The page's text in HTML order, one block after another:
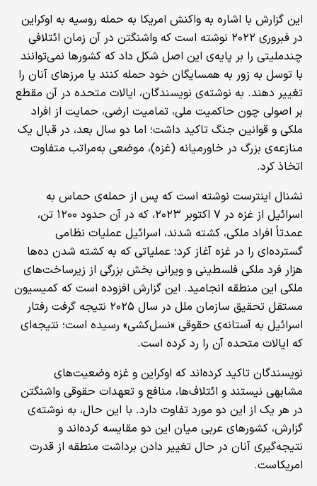
این گزارش با اشاره به واکنش امریکا به حمله روسیه به اوکراین
در فبروری ۲۰۲۲ نوشته است که واشنگتن در آن زمان ائتلافی
چندملیتی را بر پایه‌ی این اصل شکل داد که کشورها نمی‌توانند
با توسل به زور به همسایگان خود حمله کنند یا مرزهای آنان را
تغییر دهند. به نوشته‌ی نویسندگان، ایالات متحده در آن مقطع
بر اصولی چون حاکمیت ملی، تمامیت ارضی، حمایت از افراد
ملکی و قوانین جنگ تاکید داشت؛ اما دو سال بعد، در قبال یک
منازعه‌ی بزرگ در خاورمیانه (غزه)، موضعی به‌مراتب متفاوت
اتخاذ کرد.
نشنال اینترست نوشته است که پس از حمله‌ی حماس به
اسرائیل از غزه در ۷ اکتوبر ۲۰۲۳، که در آن حدود ۱۲۰۰ تن،
عمدتاً افراد ملکی، کشته شدند، اسرائیل عملیات نظامی
گسترده‌ای را در غزه آغاز کرد؛ عملیاتی که به کشته شدن ده‌ها
هزار فرد ملکی فلسطینی و ویرانی بخش بزرگی از زیرساخت‌های
ملکی این منطقه انجامید. این گزارش افزوده است که کمیسیون
مستقل تحقیق سازمان ملل در سال ۲۰۲۵ نتیجه گرفت رفتار
اسرائیل به آستانه‌ی حقوقی «نسل‌کشی» رسیده است؛ نتیجه‌ای
که ایالات متحده آن را رد کرده است.
نویسندگان تاکید کرده‌اند که اوکراین و غزه وضعیت‌های
مشابهی نیستند و ائتلاف‌ها، منافع و تعهدات حقوقی واشنگتن
در هر یک از این دو مورد تفاوت دارد. با این حال، به نوشته‌ی
گزارش، کشورهای عربی میان این دو مقایسه کرده‌اند و
نتیجه‌گیری آنان در حال تغییر دادن برداشت منطقه از قدرت
امریکاست.